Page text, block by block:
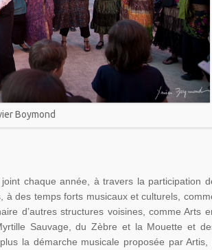
Boymond
chaque année, à travers la participation
des temps forts musicaux et culturels,
d’autres structures voisines, comme Arts
Sauvage, du Zèbre et la Mouette et
la démarche musicale proposée par Artis,